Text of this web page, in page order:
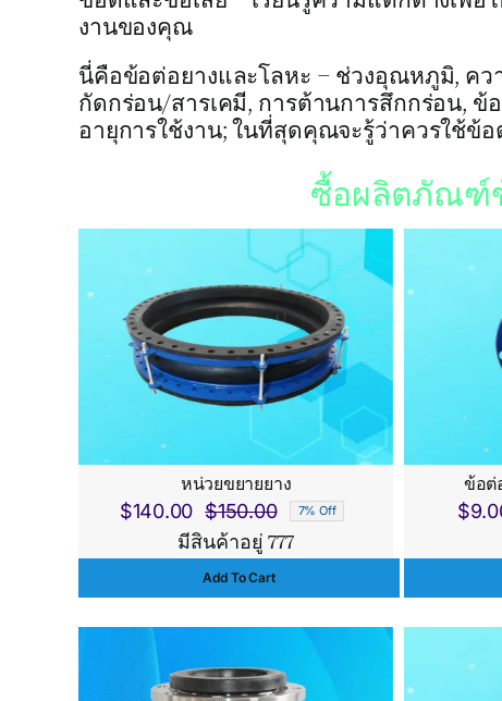
งานของคุณ
นี่คือข้อต่อยางและโลหะ – ช่วงอุณหภูมิ, คว
กัดกร่อน/สารเคมี, การต้านการสึกกร่อน,
อายุการใช้งาน; ในที่สุดคุณจะรู้ว่าควรใช้ข้
ซื้อผลิตภัณฑ์
หน่วยขยายยาง
$150.00
Original
price
was:
$140.00
Current
price
is:
7% Off
มีสินค้าอยู่ 777
Add To Cart
ข้อต่
$